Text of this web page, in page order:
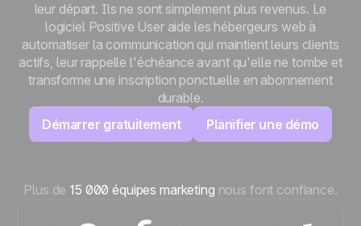
leur départ. Ils ne sont simplement plus revenus. Le
logiciel Positive User aide les hébergeurs web à
automatiser la communication qui maintient leurs clients
actifs, leur rappelle l'échéance avant qu'elle ne tombe et
transforme une inscription ponctuelle en abonnement
durable.
Démarrer gratuitement
Planifier une démo
Plus de 15 000 équipes marketing nous font confiance.